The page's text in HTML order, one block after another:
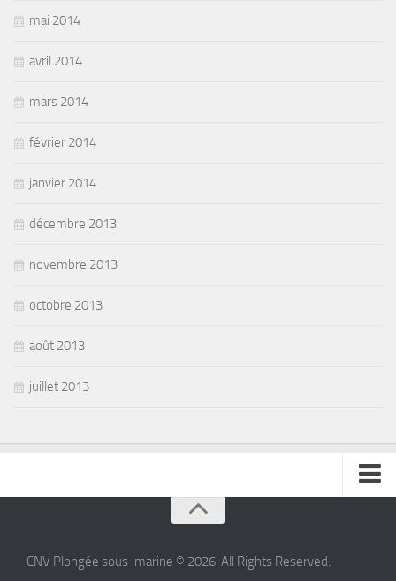
mai 2014
avril 2014
mars 2014
février 2014
janvier 2014
décembre 2013
novembre 2013
octobre 2013
août 2013
juillet 2013
CNV Plongée sous-marine © 2026. All Rights Reserved.